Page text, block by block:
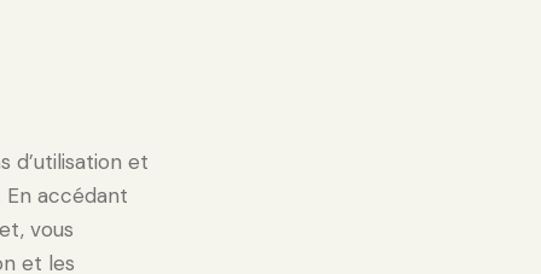
d’utilisation et
accédant
vous
et les